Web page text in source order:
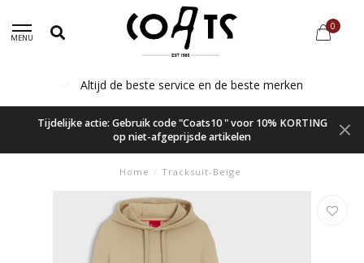
MENU
0
Altijd de beste service en de beste merken
Tijdelijke actie: Gebruik code "Coats10 " voor 10% KORTING
op niet-afgeprijsde artikelen
Home / Tracksuit-Beige